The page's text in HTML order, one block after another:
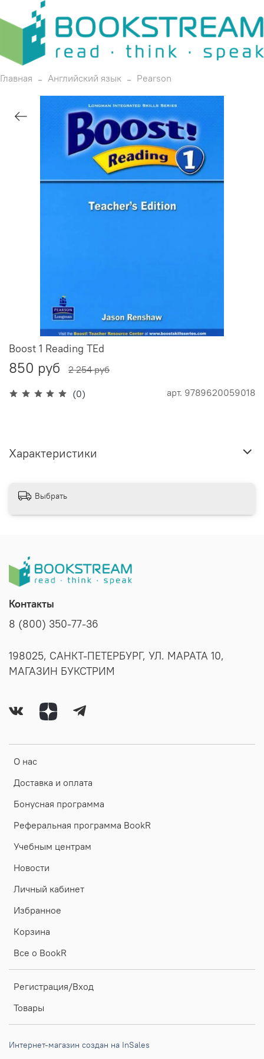
Главная Английский язык Pearson
(0) арт. 9789620059018
Boost 1 Reading TEd
850 руб 2 254 руб
Характеристики
Выбрать
О нас
Доставка и оплата
Бонусная программа
Реферальная программа BookR
Учебным центрам
Новости
Личный кабинет
Избранное
Корзина
Все о BookR
Регистрация/Вход
Товары
Контакты
8 (800) 350-77-36
198025, САНКТ-ПЕТЕРБУРГ, УЛ. МАРАТА 10,
МАГАЗИН БУКСТРИМ
Интернет-магазин создан на InSales